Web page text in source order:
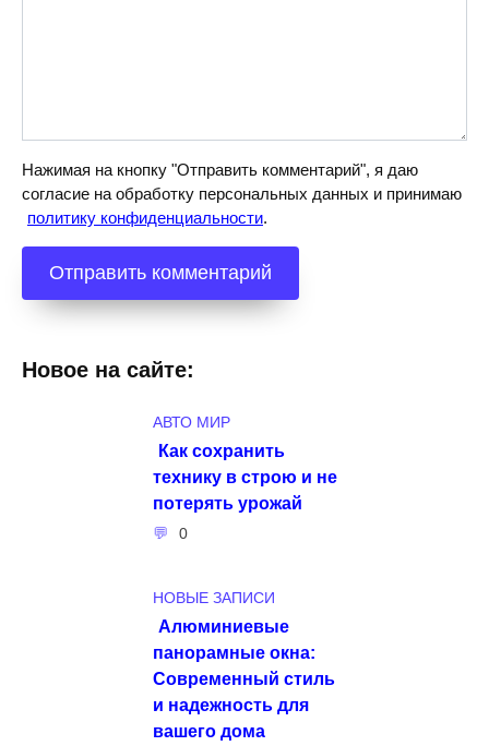
Нажимая на кнопку "Отправить комментарий", я даю
согласие на обработку персональных данных и принимаю
политику конфиденциальности.
Новое на сайте:
АВТО МИР
Как сохранить
технику в строю и не
потерять урожай
0
НОВЫЕ ЗАПИСИ
Алюминиевые
панорамные окна:
Современный стиль
и надежность для
вашего дома